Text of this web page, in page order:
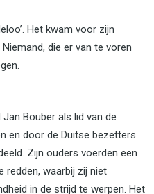
Het kwam voor zijn
die er van te voren
Bouber als lid van de
en door de Duitse bezetters
Zijn ouders voerden een
redden, waarbij zij niet
in de strijd te werpen. Het